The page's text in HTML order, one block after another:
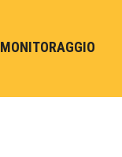
MONITORAGGIO